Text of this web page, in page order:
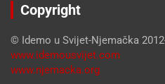
Copyright
© Idemo u Svijet-Njemačka
www.idemousvijet.com
www.njemacka.org